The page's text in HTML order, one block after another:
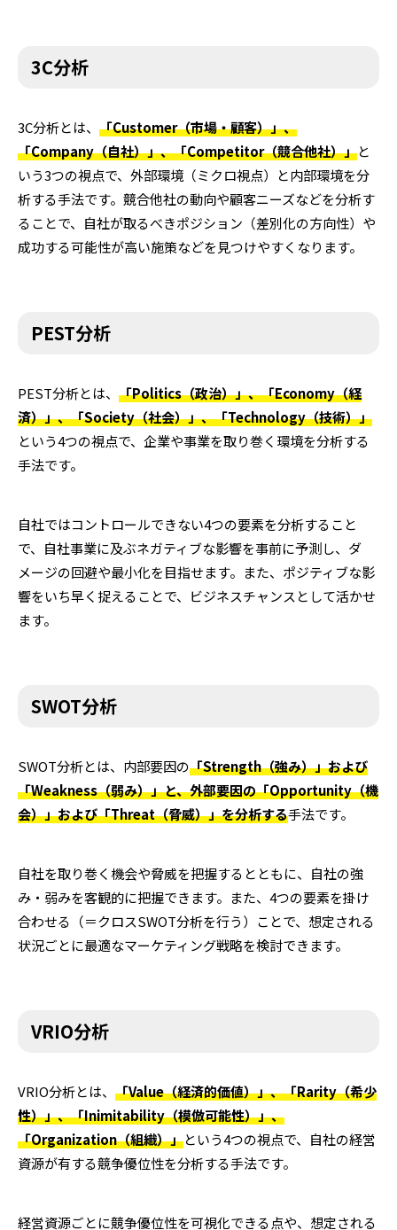
3C分析
3C分析とは、 「Customer（市場・顧客）」、
「Company（自社）」、「Competitor（競合他社）」と
いう3つの視点で、外部環境（ミクロ視点）と内部環境を分
析する手法です。競合他社の動向や顧客ニーズなどを分析す
ることで、自社が取るべきポジション（差別化の方向性）や
成功する可能性が高い施策などを見つけやすくなります。
PEST分析
PEST分析とは、 「Politics（政治）」、「Economy（経
済）」、「Society（社会）」、「Technology（技術）」
という4つの視点で、企業や事業を取り巻く環境を分析する
手法です。
自社ではコントロールできない4つの要素を分析すること
で、自社事業に及ぶネガティブな影響を事前に予測し、ダ
メージの回避や最小化を目指せます。また、ポジティブな影
響をいち早く捉えることで、ビジネスチャンスとして活かせ
ます。
SWOT分析
SWOT分析とは、内部要因の「Strength（強み）」および
「Weakness（弱み）」と、外部要因の「Opportunity（機
会）」および「Threat（脅威）」を分析する手法です。
自社を取り巻く機会や脅威を把握するとともに、自社の強
み・弱みを客観的に把握できます。また、4つの要素を掛け
合わせる（＝クロスSWOT分析を行う）ことで、想定される
状況ごとに最適なマーケティング戦略を検討できます。
VRIO分析
VRIO分析とは、 「Value（経済的価値）」、「Rarity（希少
性）」、「Inimitability（模倣可能性）」、
「Organization（組織）」という4つの視点で、自社の経営
資源が有する競争優位性を分析する手法です。
経営資源ごとに競争優位性を可視化できる点や、想定される